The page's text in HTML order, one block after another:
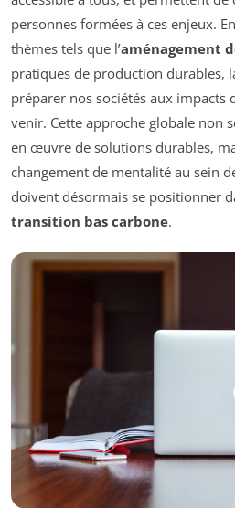
personnes formées à ces enjeux.
thèmes tels que l’aménagement
pratiques de production durables,
préparer nos sociétés aux impacts
venir. Cette approche globale non
en œuvre de solutions durables,
changement de mentalité au sein
doivent désormais se positionner
transition bas carbone.